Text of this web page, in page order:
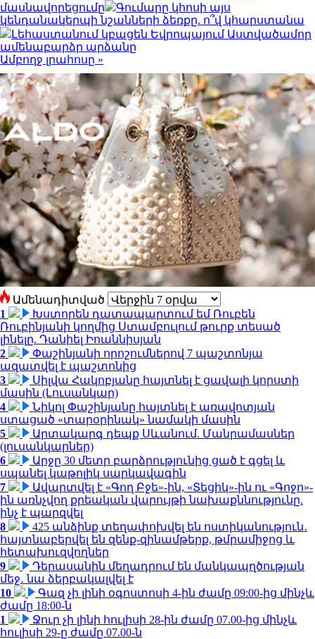
մասնավորեցումը
Գումարը կհոսի այս
կենդանակերպի նշանների ձեռքը. ո՞վ կհարստանա
Լեհաստանում կբացեն Եվրոպայում Աստվածամոր
ամենաբարձր արձանը
Ամբողջ լրահոսը »
Ամենադիտված
1
Խստորեն դատապարտում եմ Ռուբեն
Ռուբինյանի կողմից Ստամբուլում թուրք տեսած
լինելը. Դանիել Իոաննիսյան
2
Փաշինյանի որոշումներով 7 պաշտոնյա
ազատվել է պաշտոնից
3
Սիլվա Հակոբյանը հայտնել է ցավալի կորստի
մասին (Լուսանկար)
4
Նիկոլ Փաշինյանը հայտնել է առավոտյան
ստացած «տարօրինակ» նամակի մասին
5
Արտակարգ դեպք Սևանում. Մանրամասներ
(լուսանկարներ)
6
Արջը 30 մետր բարձրությունից ցած է գցել և
սպանել կաթոլիկ սարկավագին
7
Ավարտվել է «Գող Բջե»-ին, «Տեցիկ»-ին ու «Գոջո»-
ին առնչվող քրեական վարույթի նախաքննությունը.
ինչ է պարզվել
8
425 անձինք տեղափոխվել են ոստիկանություն․
հայտնաբերվել են զենք-զինամթերք, թմրամիջոց և
հետախուզվողներ
9
Դերասանին մեղադրում են մանկապղծության
մեջ․ նա ձերբակալվել է
10
Գազ չի լինի օգոստոսի 4-ին ժամը 09:00-ից մինչև
ժամը 18:00-ն
1
Ջուր չի լինի հուլիսի 28-ին ժամը 07.00-ից մինչև
հուլիսի 29-ը ժամը 07.00-ն